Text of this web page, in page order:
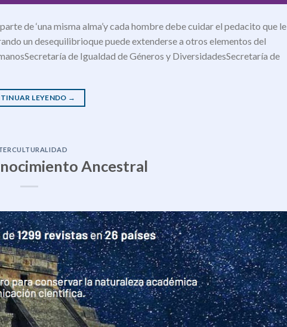
de ‘una misma alma’y cada hombre debe cuidar el pedacito que le
un desequilibrioque puede extenderse a otros elementos del
de Igualdad de Géneros y DiversidadesSecretaría de
LEYENDO →
Ancestral